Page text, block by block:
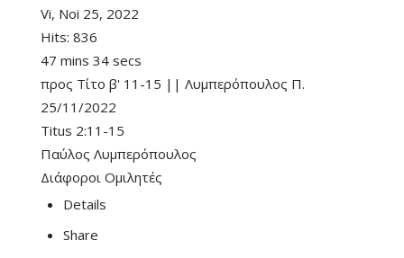
Vi, Noi 25, 2022
Hits: 836
47 mins 34 secs
προς Τίτο β' 11-15 || Λυμπερόπουλος Π.
25/11/2022
Titus 2:11-15
Παύλος Λυμπερόπουλος
Διάφοροι Ομιλητές
Details
Share